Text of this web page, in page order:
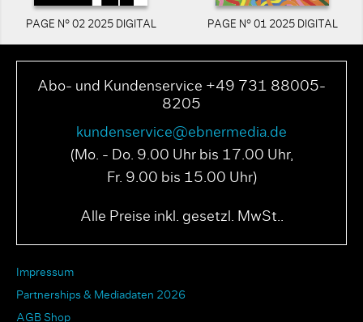
PAGE N° 02 2025 DIGITAL PAGE N° 01 2025 DIGITAL
Abo- und Kundenservice +49 731 88005-
8205
kundenservice@ebnermedia.de
(Mo. - Do. 9.00 Uhr bis 17.00 Uhr,
Fr. 9.00 bis 15.00 Uhr)
Alle Preise inkl. gesetzl. MwSt..
Impressum
Partnerships & Mediadaten 2026
AGB Shop